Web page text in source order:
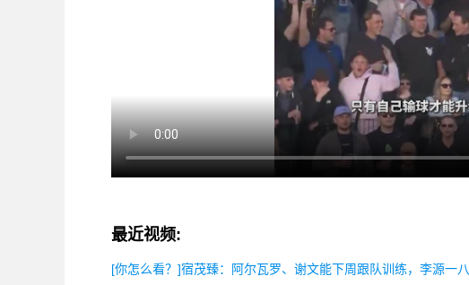
最近视频:
[你怎么看？]宿茂臻：阿尔瓦罗、谢文能下周跟队训练，李源一八